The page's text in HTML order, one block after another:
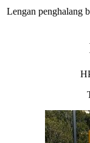
Lengan penghalang